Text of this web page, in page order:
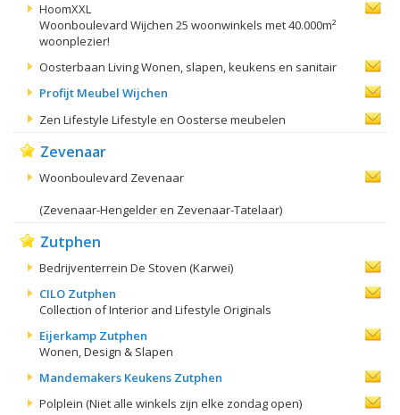
HoomXXL
Woonboulevard Wijchen 25 woonwinkels met 40.000m²
woonplezier!
Oosterbaan Living Wonen, slapen, keukens en sanitair
Profijt Meubel Wijchen
Zen Lifestyle Lifestyle en Oosterse meubelen
Zevenaar
Woonboulevard Zevenaar
(Zevenaar-Hengelder en Zevenaar-Tatelaar)
Zutphen
Bedrijventerrein De Stoven (Karwei)
CILO Zutphen
Collection of Interior and Lifestyle Originals
Eijerkamp Zutphen
Wonen, Design & Slapen
Mandemakers Keukens Zutphen
Polplein (Niet alle winkels zijn elke zondag open)